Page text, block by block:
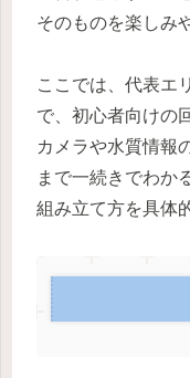
そのものを楽しみ
ここでは、代表エ
で、初心者向けの
カメラや水質情報
まで一続きでわか
組み立て方を具体